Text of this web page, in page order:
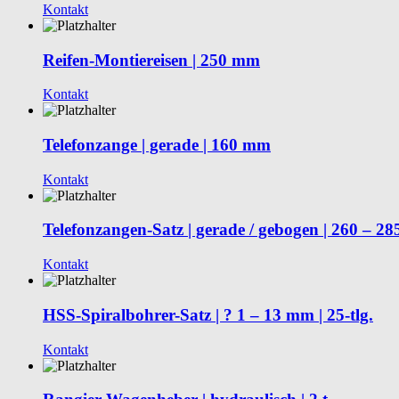
Kontakt
Reifen-Montiereisen | 250 mm
Kontakt
Telefonzange | gerade | 160 mm
Kontakt
Telefonzangen-Satz | gerade / gebogen | 260 –
Kontakt
HSS-Spiralbohrer-Satz | ? 1 – 13 mm | 25-tlg.
Kontakt